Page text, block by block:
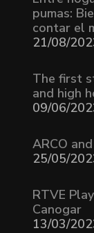
pumas:
contar el
21/08/
The first
and high
09/06/
ARCO
25/05/
RTVE
Canogar
13/03/